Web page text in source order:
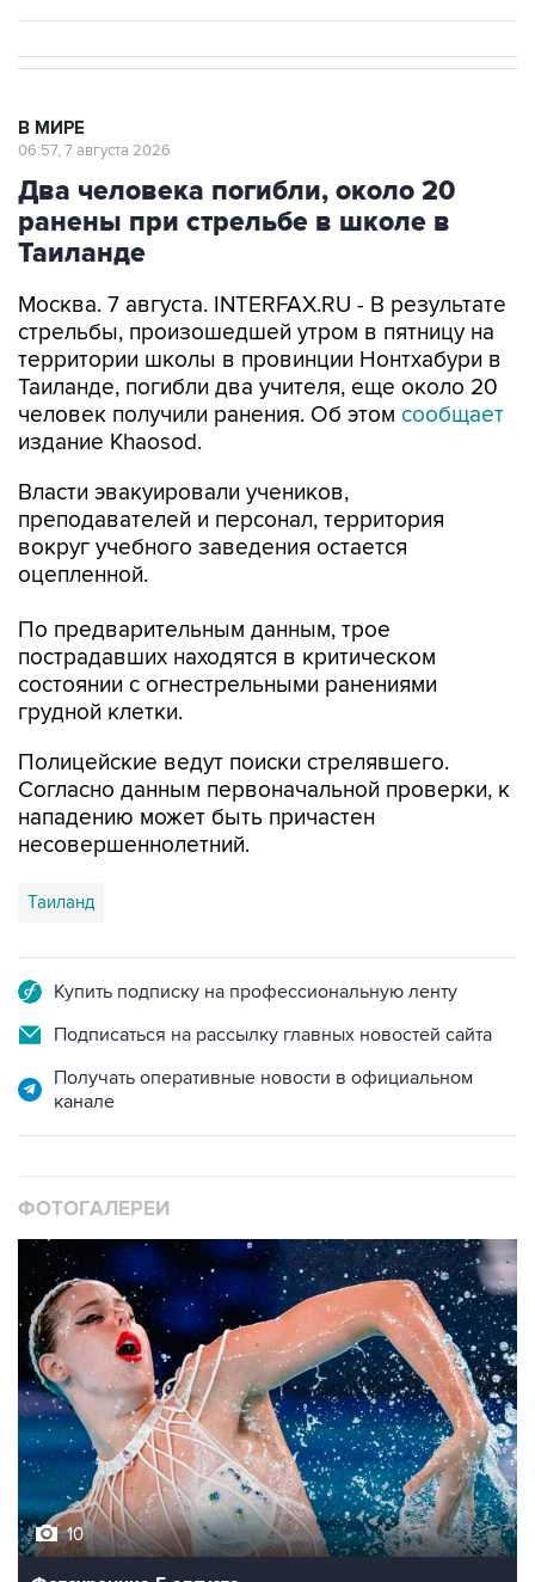
В МИРЕ
06:57, 7 августа 2026
Два человека погибли, около 20
ранены при стрельбе в школе в
Таиланде
Москва. 7 августа. INTERFAX.RU - В результате
стрельбы, произошедшей утром в пятницу на
территории школы в провинции Нонтхабури в
Таиланде, погибли два учителя, еще около 20
человек получили ранения. Об этом сообщает
издание Khaosod.
Власти эвакуировали учеников,
преподавателей и персонал, территория
вокруг учебного заведения остается
оцепленной.
По предварительным данным, трое
пострадавших находятся в критическом
состоянии с огнестрельными ранениями
грудной клетки.
Полицейские ведут поиски стрелявшего.
Согласно данным первоначальной проверки, к
нападению может быть причастен
несовершеннолетний.
Таиланд
Купить подписку на профессиональную ленту
Подписаться на рассылку главных новостей сайта
Получать оперативные новости в официальном
канале
ФОТОГАЛЕРЕИ
10